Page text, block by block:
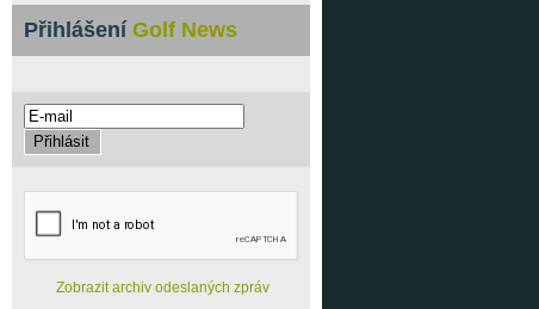
Přihlášení Golf News
Zobrazit archiv odeslaných zpráv